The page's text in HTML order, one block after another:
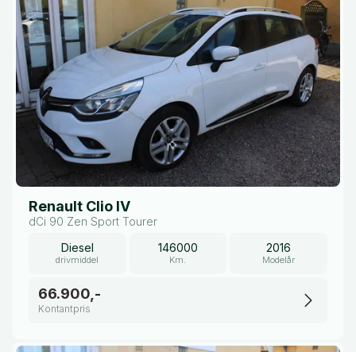
Renault Clio IV
dCi 90 Zen Sport Tourer
Diesel
drivmiddel
146000
Km.
2016
Modelår
66.900,-
Kontantpris